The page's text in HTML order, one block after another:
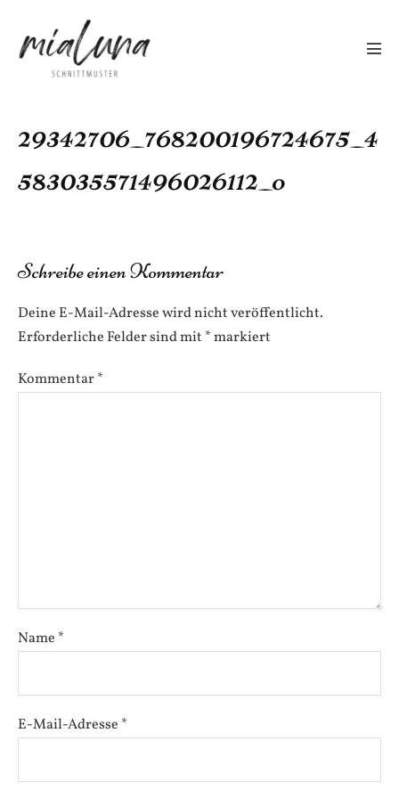
Inhalt
springen
29342706_768200196724675_4
583035571496026112_o
Schreibe einen Kommentar
Deine E-Mail-Adresse wird nicht veröffentlicht.
Erforderliche Felder sind mit *markiert
Kommentar*
Name *
E-Mail-Adresse *